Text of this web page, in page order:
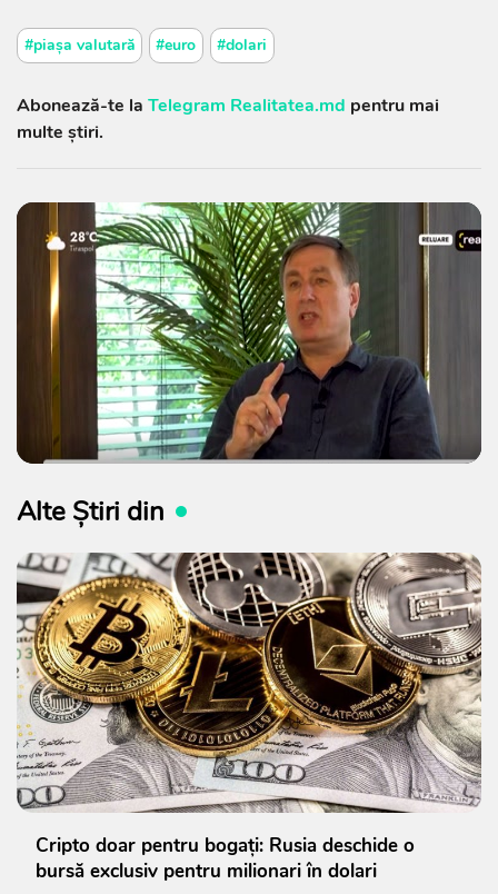
#piașa valutară #euro #dolari
Abonează-te la Telegram Realitatea.md pentru mai
multe știri.
Alte Știri din
Cripto doar pentru bogați: Rusia deschide o
bursă exclusiv pentru milionari în dolari